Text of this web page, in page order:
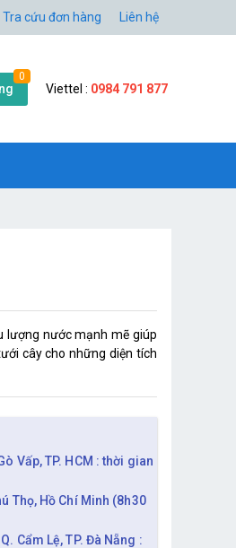
Tra cứu đơn hàng Liên hệ
0
Viettel : 0984 791 877
lượng nước mạnh mẽ giúp
cây cho những diện tích
Vấp, TP. HCM : thời gian
Thọ, Hồ Chí Minh (8h30
Cẩm Lệ, TP. Đà Nẵng :